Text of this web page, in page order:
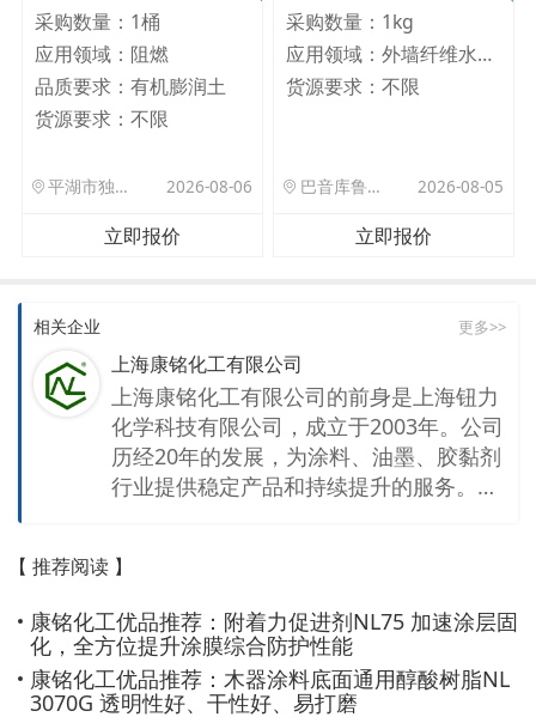
采购数量： 1桶
应用领域： 阻燃
品质要求： 有机膨润土
货源要求： 不限
平湖市独山港镇集港路 589 号 2026-08-06
立即报价
采购数量： 1kg
应用领域：
外墙纤维水泥板
货源要求：不限
巴音库鲁提镇,托帕口岸六号库房 2026-08-05
立即报价
相关企业 更多>>
上海康铭化工有限公司
上海康铭化工有限公司的前身是上海钮力
化学科技有限公司，成立于2003年。公司
历经20年的发展，为涂料、油墨、胶黏剂
行业提供稳定产品和持续提升的服务。开
树脂、涂料添加剂的产能，经过多次升级
改造，该工厂已实现智能制造和数字化管
理。 公司产品包括聚酯树脂、醇酸树脂、
环氧树脂、丙烯酸树脂、氨基树脂及封闭
型聚氨酯和涂料添加剂。广泛服务于光伏
【 推荐阅读 】
康铭化工优品推荐：附着力促进剂NL75 加速涂层固
化，全方位提升涂膜综合防护性能
康铭化工优品推荐：木器涂料底面通用醇酸树脂NL
3070G 透明性好、干性好、易打磨